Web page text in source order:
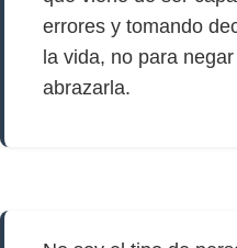
errores y tomando
la vida, no para
abrazarla.